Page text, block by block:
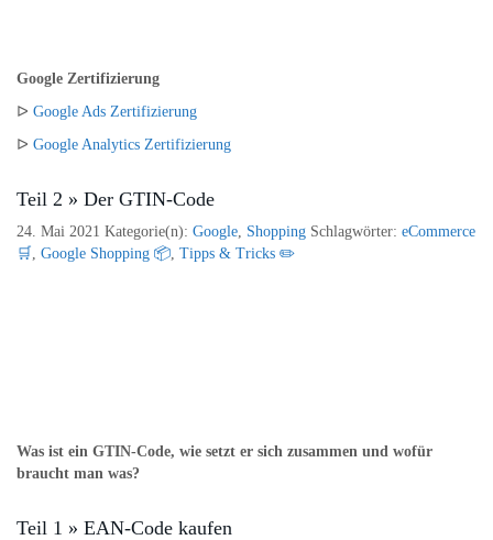
Google Zertifizierung
ᐅ Google Ads Zertifizierung
ᐅ Google Analytics Zertifizierung
Teil 2 » Der GTIN-Code
24. Mai 2021 Kategorie(n): Google Shopping Schlagwörter: eCommerce
🛒 Google Shopping 📦 Tipps & Tricks ✏️
Was ist ein GTIN-Code, wie setzt er sich zusammen und wofür
braucht man was?
Teil 1 » EAN-Code kaufen